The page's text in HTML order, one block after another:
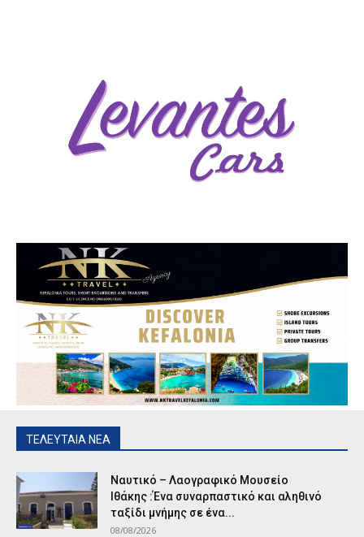
ΤΕΛΕΥΤΑΙΑ ΝΕΑ
Ναυτικό – Λαογραφικό Μουσείο
Ιθάκης :Ένα συναρπαστικό και αληθινό
ταξίδι μνήμης σε ένα...
08/08/2026